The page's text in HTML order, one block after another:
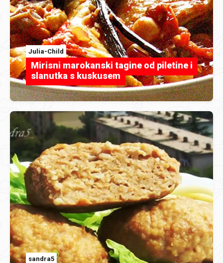
Julia-Child
Mirisni marokanski tagine od piletine i
slanutka s kuskusem
sandra5